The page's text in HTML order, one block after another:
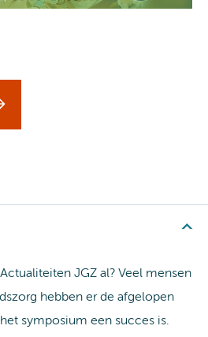
JGZ al? Veel mensen
hebben er de afgelopen
symposium een succes is.